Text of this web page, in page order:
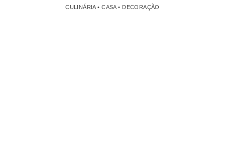
CULINÁRIA • CASA • DECORAÇÃO